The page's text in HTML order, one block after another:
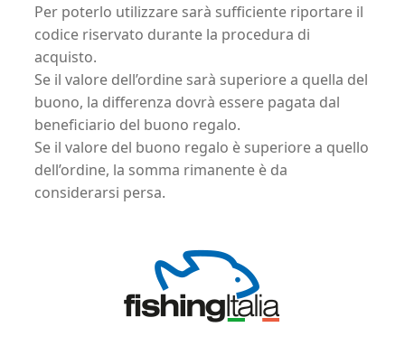
Per poterlo utilizzare sarà sufficiente riportare il
codice riservato durante la procedura di
acquisto.
Se il valore dell’ordine sarà superiore a quella del
buono, la differenza dovrà essere pagata dal
beneficiario del buono regalo.
Se il valore del buono regalo è superiore a quello
dell’ordine, la somma rimanente è da
considerarsi persa.